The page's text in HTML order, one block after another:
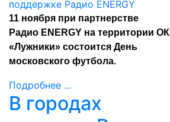
11 ноября при партнерстве
Радио ENERGY на территории ОК
«Лужники» состоится День
московского футбола.
Подробнее ...
В городах